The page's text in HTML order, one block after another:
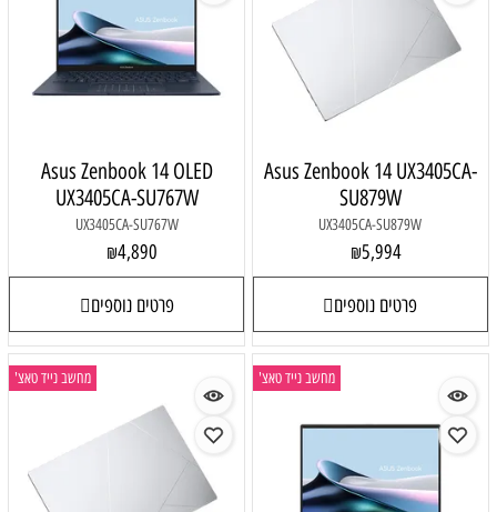
Asus Zenbook 14 UX3405CA-
SU879W
UX3405CA-SU879W
₪5,994
פרטים נוספים
Asus Zenbook 14 OLED
UX3405CA-SU767W
UX3405CA-SU767W
₪4,890
פרטים נוספים
מחשב נייד טאצ' מחשב נייד טאצ'